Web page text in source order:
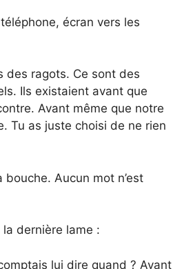
écran vers les
des ragots. Ce sont des
Ils existaient avant que
Avant même que notre
Tu as juste choisi de ne rien
Aucun mot n’est
dernière lame :
lui dire quand ? Avant